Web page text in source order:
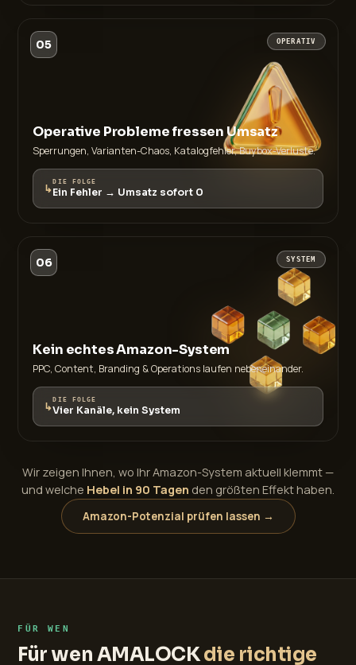
05 OPERATIV
Operative Probleme fressen Umsatz
Sperrungen, Varianten-Chaos, Katalogfehler, Buybox-Verluste.
↳ DIE FOLGE
Ein Fehler → Umsatz sofort 0
06 SYSTEM
Kein echtes Amazon-System
PPC, Content, Branding & Operations laufen nebeneinander.
↳DIE FOLGE
Vier Kanäle, kein System
Wir zeigen Ihnen, wo Ihr Amazon-System aktuell klemmt —
und welche Hebel in 90 Tagen den größten Effekt haben.
Amazon-Potenzial prüfen lassen →
FÜR WEN
Für wen AMALOCKdie richtige